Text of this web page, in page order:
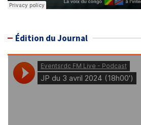
Édition du Journal